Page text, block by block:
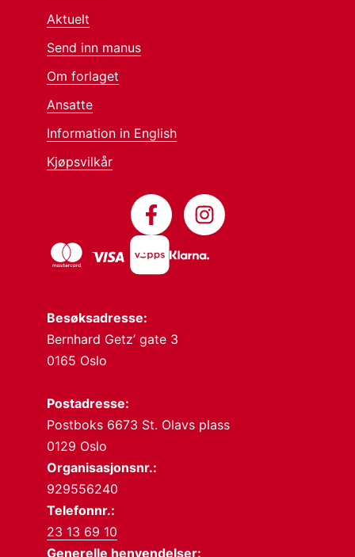
Besøksadresse:
Bernhard Getz’ gate 3
0165 Oslo
Postadresse:
Postboks 6673 St. Olavs plass
0129 Oslo
Organisasjonsnr.:
929556240
Telefonnr.:
23 13 69 10
Generelle henvendelser:
Aktuelt
Send inn manus
Om forlaget
Ansatte
Information in English
Kjøpsvilkår